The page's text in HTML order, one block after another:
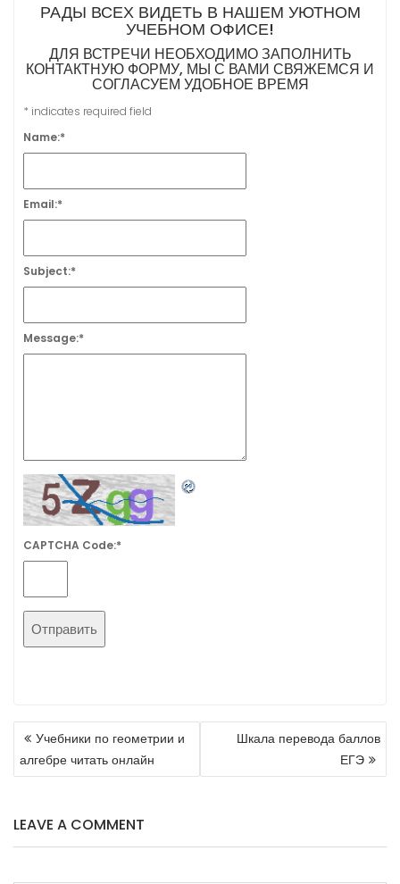
РАДЫ ВСЕХ ВИДЕТЬ В НАШЕМ УЮТНОМ
УЧЕБНОМ ОФИСЕ!
ДЛЯ ВСТРЕЧИ НЕОБХОДИМО ЗАПОЛНИТЬ
КОНТАКТНУЮ ФОРМУ, МЫ С ВАМИ СВЯЖЕМСЯ И
СОГЛАСУЕМ УДОБНОЕ ВРЕМЯ
* indicates required field
Name:*
Email:*
Subject:*
Message:*
CAPTCHA Code:*
НАВИГАЦИЯ
ПО
ЗАПИСЯМ
Учебники по геометрии и
алгебре читать онлайн
Шкала перевода баллов
ЕГЭ
LEAVE A COMMENT